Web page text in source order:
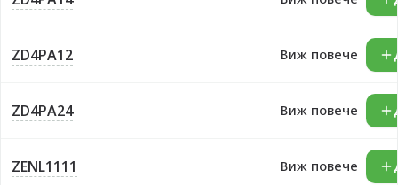
ZD4PA12 Виж повече
ZD4PA24 Виж повече
ZENL1111 Виж повече